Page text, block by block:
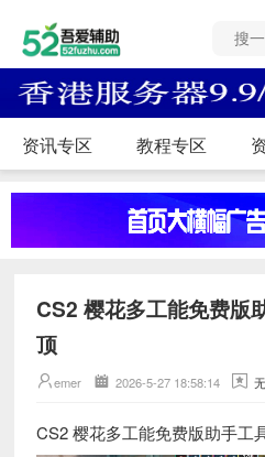
资讯专区 教程专区
CS2 樱花多工能免费版
顶
emer 2026-5-27 18:58:14
CS2 樱花多工能免费版助手工